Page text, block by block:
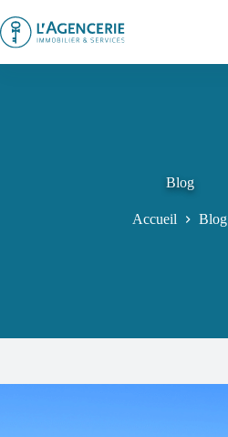
au
contenu
Blog
Accueil Blog